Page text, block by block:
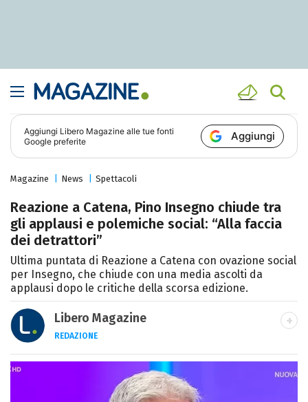
Aggiungi Libero Magazine alle tue fonti
Google preferite
Aggiungi
Magazine News Spettacoli
Reazione a Catena, Pino Insegno chiude tra
gli applausi e polemiche social: “Alla faccia
dei detrattori”
Ultima puntata di Reazione a Catena con ovazione social
per Insegno, che chiude con una media ascolti da
applausi dopo le critiche della scorsa edizione.
Libero Magazine
REDAZIONE
E-MAIL
INSTAGRAM FACEBOOK
Libero Magazine è il canale del portale
Libero.it dedicato al mondo della